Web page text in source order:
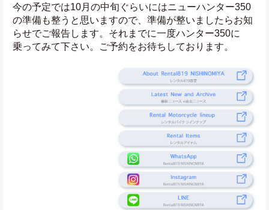
今の予定では10月の中旬ぐらいにはニューハンター350
の準備も整うと思いますので、準備が整いましたらお知
らせでご報告します。それまでに一度ハンター350に
乗ってみて下さい。ご予約をお待ちしております。